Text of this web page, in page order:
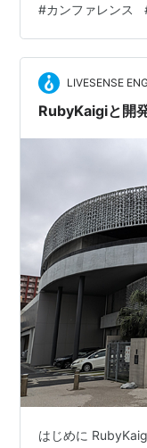
プライベートでは
園アイドルマスタ
Project im@sの一
に上水流宇宙(かみ
イマス全体的に追
#カンファレンス
LIVESENSE
RubyKaigiと開
はじめに